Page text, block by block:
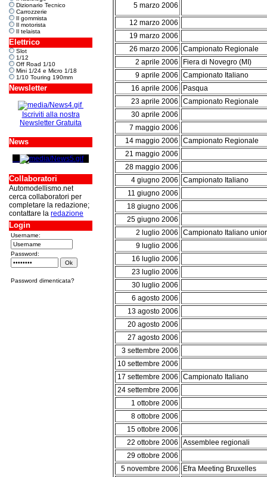
Dizionario Tecnico
Carrozzerie
Il gommista
Il motorista
Il telaista
Elettrico
Slot
1/12
Off Road 1/10
Mini 1/24 e Micro 1/18
1/10 Touring 190mm
Newsletter
Iscriviti alla nostra
Newsletter Gratuita
News
Collaboratori
Automodellismo.net
cerca collaboratori per
completare la redazione;
contattare la redazione
Login
Username:
Password:
Password dimenticata?
5 marzo 2006
12 marzo 2006
19 marzo 2006
26 marzo 2006
Campionato Regionale
2 aprile 2006
Fiera di Novegro (MI)
9 aprile 2006
Campionato Italiano
16 aprile 2006
Pasqua
23 aprile 2006
Campionato Regionale
30 aprile 2006
7 maggio 2006
14 maggio 2006
Campionato Regionale
21 maggio 2006
28 maggio 2006
4 giugno 2006
Campionato Italiano
11 giugno 2006
18 giugno 2006
25 giugno 2006
2 luglio 2006
Campionato Italiano
9 luglio 2006
16 luglio 2006
23 luglio 2006
30 luglio 2006
6 agosto 2006
13 agosto 2006
20 agosto 2006
27 agosto 2006
3 settembre 2006
10 settembre 2006
17 settembre 2006
Campionato Italiano
24 settembre 2006
1 ottobre 2006
8 ottobre 2006
15 ottobre 2006
22 ottobre 2006
Assemblee regionali
29 ottobre 2006
5 novembre 2006
Efra Meeting Bruxelles